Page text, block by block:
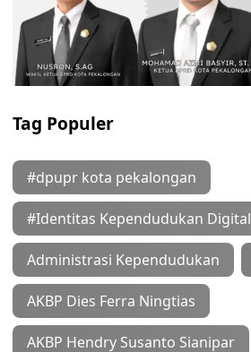
Tag Populer
#dpupr kota pekalongan
#Identitas Kependudukan Digital
Administrasi Kependudukan
AKBP Dies Ferra Ningtias
AKBP Hendry Susanto Sianipar